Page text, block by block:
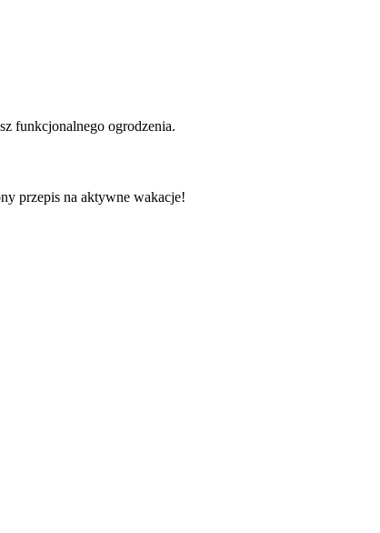
funkcjonalnego ogrodzenia.
przepis na aktywne wakacje!